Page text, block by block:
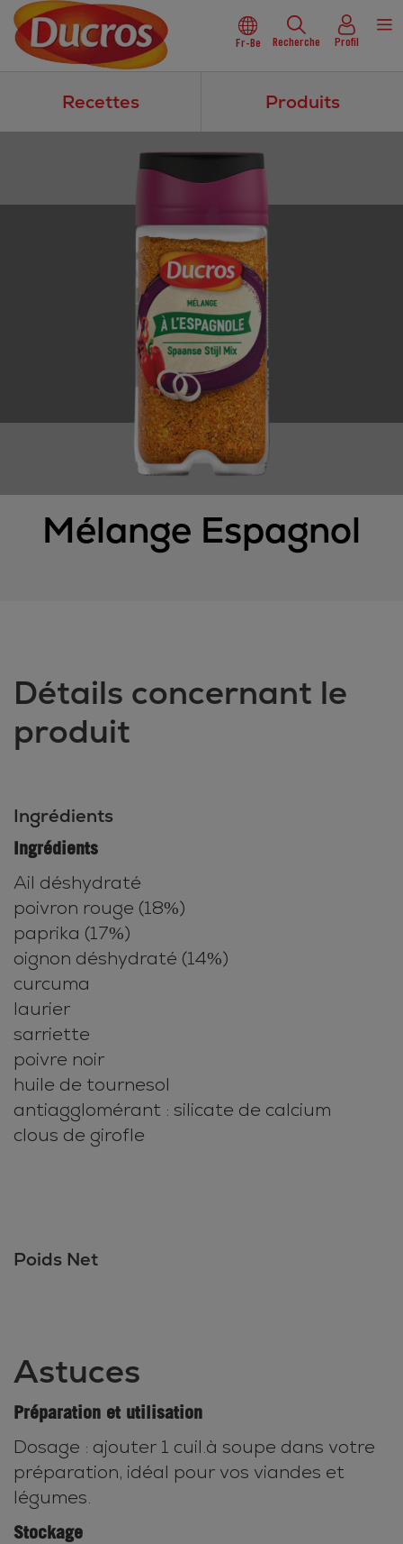
Fr-Be Recherche Profil
Recettes Produits
Mélange Espagnol
Détails concernant le
produit
Ingrédients
Ingrédients
Ail déshydraté
poivron rouge (18%)
paprika (17%)
oignon déshydraté (14%)
curcuma
laurier
sarriette
poivre noir
huile de tournesol
antiagglomérant : silicate de calcium
clous de girofle
Poids Net
Astuces
Préparation et utilisation
Dosage : ajouter 1 cuil.à soupe dans votre
préparation, idéal pour vos viandes et
légumes.
Stockage